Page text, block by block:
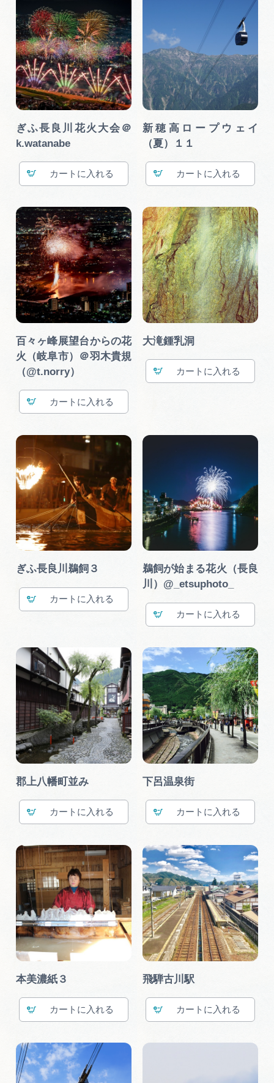
ぎふ長良川花火大会＠
k.watanabe
カート
新穂高ロープウェイ
（夏）１１
カート
百々ヶ峰展望台からの花
火（岐阜市）＠羽木貴規
（@t.norry）
カート
大滝鍾乳洞
カート
ぎふ長良川鵜飼３
カート
鵜飼が始まる花火（長良
川）@_etsuphoto_
カート
郡上八幡町並み
カート
下呂温泉街
カート
本美濃紙３
カート
飛騨古川駅
カート